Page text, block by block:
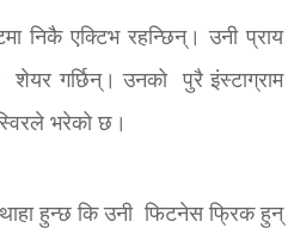
निकै एक्टिभ रहन्छिन्। उनी प्राय
गर्छिन्। उनको पुरै इंस्टाग्राम
भरेको छ।
हुन्छ कि उनी फिटनेस फ्रिक हुन्